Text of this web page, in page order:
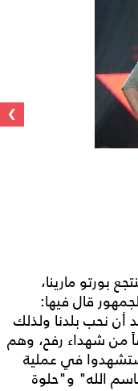
›
بورتو مارينا،
قال فيها:
أن نحب بلدنا ولذلك
هي حفلة زفاف 16 عريساً من شهداء رفح، وهم
في عملية
الله" و"حلوة